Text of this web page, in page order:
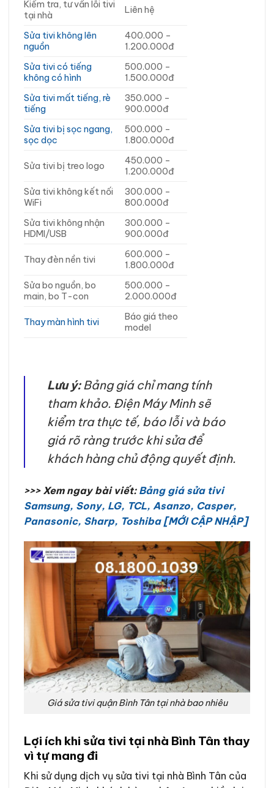
Kiểm tra, tư vấn lỗi tivi
tại nhà
Liên hệ
Sửa tivi không lên
nguồn
400.000 –
1.200.000đ
Sửa tivi có tiếng
không có hình
500.000 –
1.500.000đ
Sửa tivi mất tiếng, rè
tiếng
350.000 –
900.000đ
Sửa tivi bị sọc ngang,
sọc dọc
500.000 –
1.800.000đ
Sửa tivi bị treo logo
450.000 –
1.200.000đ
Sửa tivi không kết nối
WiFi
300.000 –
800.000đ
Sửa tivi không nhận
HDMI/USB
300.000 –
900.000đ
Thay đèn nền tivi
600.000 –
1.800.000đ
Sửa bo nguồn, bo
main, bo T-con
500.000 –
2.000.000đ
Thay màn hình tivi
Báo giá theo
model
Lưu ý:Bảng giá chỉ mang tính
tham khảo. Điện Máy Minh sẽ
kiểm tra thực tế, báo lỗi và báo
giá rõ ràng trước khi sửa để
khách hàng chủ động quyết định.
>>> Xem ngay bài viết: Bảng giá sửa tivi
Samsung, Sony, LG, TCL, Asanzo, Casper,
Panasonic, Sharp, Toshiba [MỚI CẬP NHẬP]
Giá sửa tivi quận Bình Tân tại nhà bao nhiêu
Lợi ích khi sửa tivi tại nhà Bình Tân thay
vì tự mang đi
Khi sử dụng dịch vụ sửa tivi tại nhà Bình Tân của